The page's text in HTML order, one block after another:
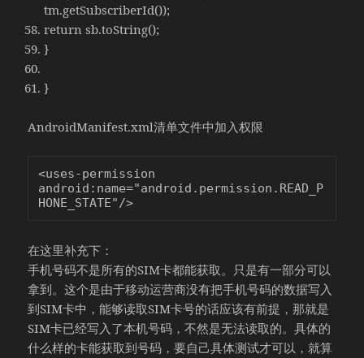
tm.getSubscriberId());
return sb.toString();
}
}
AndroidManifest.xml清单文件中加入权限
<uses-permission
android:name="android.permission.READ_P
HONE_STATE"/>
在这里补充下：
手机号码不是所有的SIM卡都能获取。只是有一部分可以
拿到。这个是由于移动运营商没有把手机号码的数据写入
到SIM卡中，能够读取SIM卡号的话应该有前提，那就是
SIM卡已经写入了本机号码，不然是无法读取的。具体的
什么样的卡能获取到号码，要自己具体测试才可以，就算